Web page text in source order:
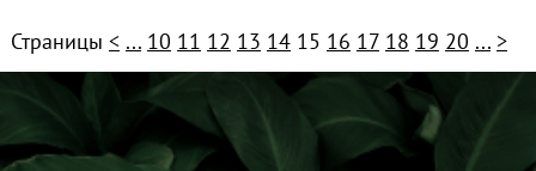
Страницы < ... 10 11 12 13 14 15 16 17 18 19 20 ... >